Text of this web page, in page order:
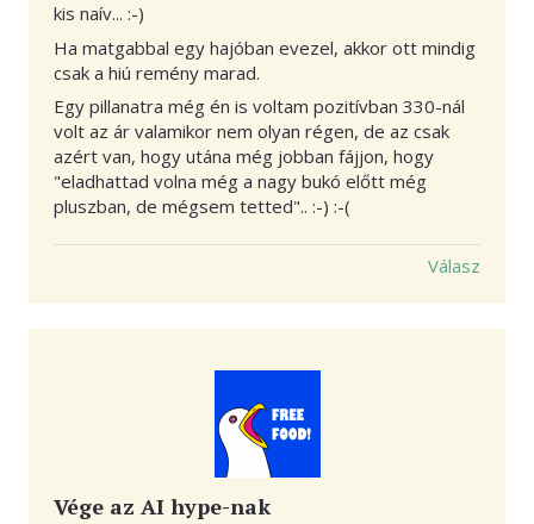
kis naív... :-)
Ha matgabbal egy hajóban evezel, akkor ott mindig
csak a hiú remény marad.
Egy pillanatra még én is voltam pozitívban 330-nál
volt az ár valamikor nem olyan régen, de az csak
azért van, hogy utána még jobban fájjon, hogy
"eladhattad volna még a nagy bukó előtt még
pluszban, de mégsem tetted".. :-) :-(
Válasz
Vége az AI hype-nak